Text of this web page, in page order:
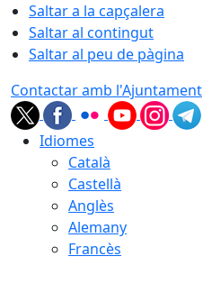
Saltar a la capçalera
Saltar al contingut
Saltar al peu de pàgina
Contactar amb l'Ajuntament
Idiomes
Català
Castellà
Anglès
Alemany
Francès